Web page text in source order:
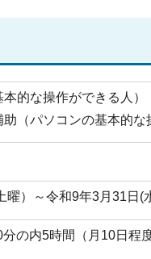
的な操作ができる人）
（パソコンの基本的な
曜）～令和9年3月31日(
の内5時間（月10日程度